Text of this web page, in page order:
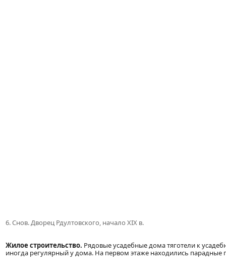
6. Снов. Дворец Рдултовского, начало XIX в.
Жилое строительство. Рядовые усадебные дома тяготели к
иногда регулярный у дома. На первом этаже находились